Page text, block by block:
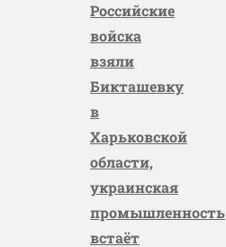
Российские
войска
взяли
Бикташевку
в
Харьковской
области,
украинская
промышленность
встаёт